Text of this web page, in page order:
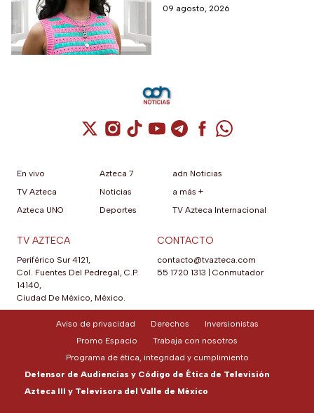
puede ayudar a salvar vidas,
09 agosto, 2026
Cuenta de X / Twitter (se abre en una
Cuenta de Instagram (se abre en una
Cuenta de TikTok (se abre en
Cuenta de YouTube (se abre
Cuenta de Telegram (se
Cuenta de
Cuenta de
En vivo
TV Azteca
Azteca UNO
Azteca 7
Noticias
Deportes
adn Noticias
a más +
TV Azteca Internacional
TV AZTECA
Periférico Sur 4121,
Col. Fuentes Del Pedregal, C.P.
14140,
Ciudad De México, México.
CONTACTO
contacto@tvazteca.com
55 1720 1313
Conmutador
Aviso de privacidad Derechos
Inversionistas
Promo Espacio
Trabaja con nosotros
Programa de ética, integridad y cumplimiento
Defensor de Audiencias y Código de Ética de Televisión
Azteca III y Televisora del Valle de México